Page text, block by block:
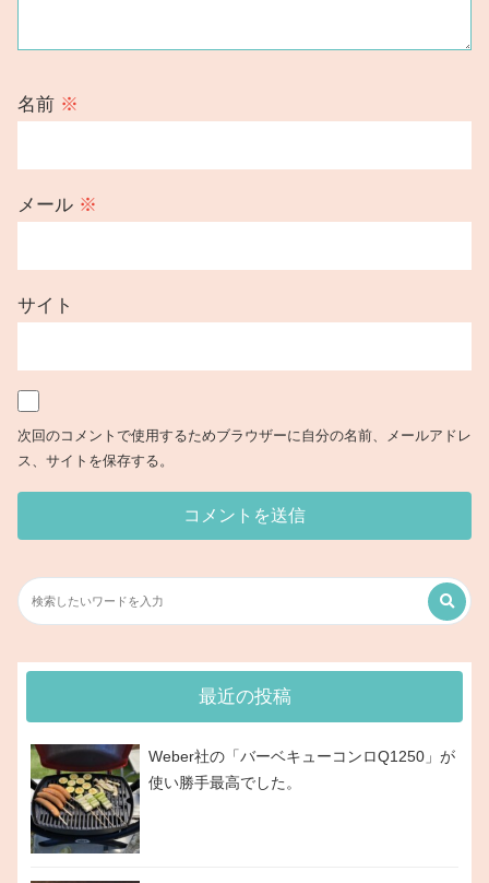
名前 ※
メール ※
サイト
次回のコメントで使用するためブラウザーに自分の名前、メールアドレ
ス、サイトを保存する。
最近の投稿
Weber社の「バーベキューコンロQ1250」が
使い勝手最高でした。